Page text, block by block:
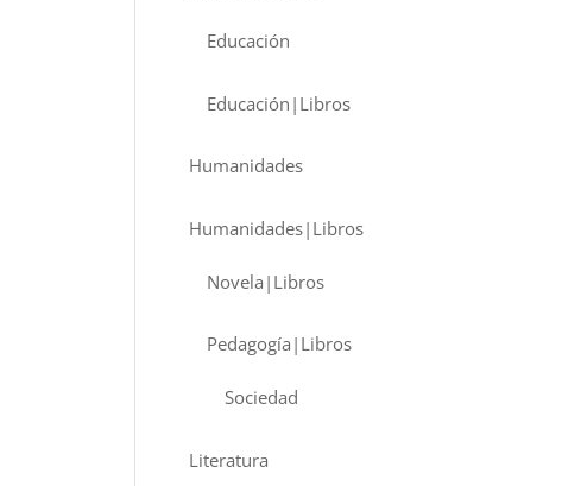
Educación
Educación|Libros
Humanidades
Humanidades|Libros
Novela|Libros
Pedagogía|Libros
Sociedad
Literatura